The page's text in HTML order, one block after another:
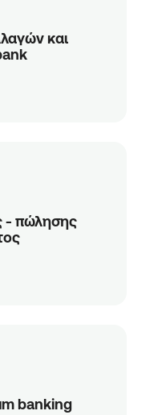
και
- πώλησης
banking